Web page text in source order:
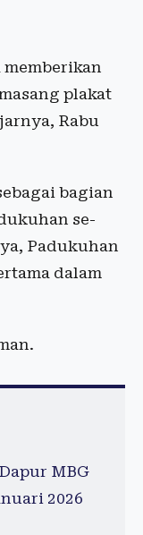
plakat
Rabu
bagian
se-
Padukuhan
dalam
MBG
2026